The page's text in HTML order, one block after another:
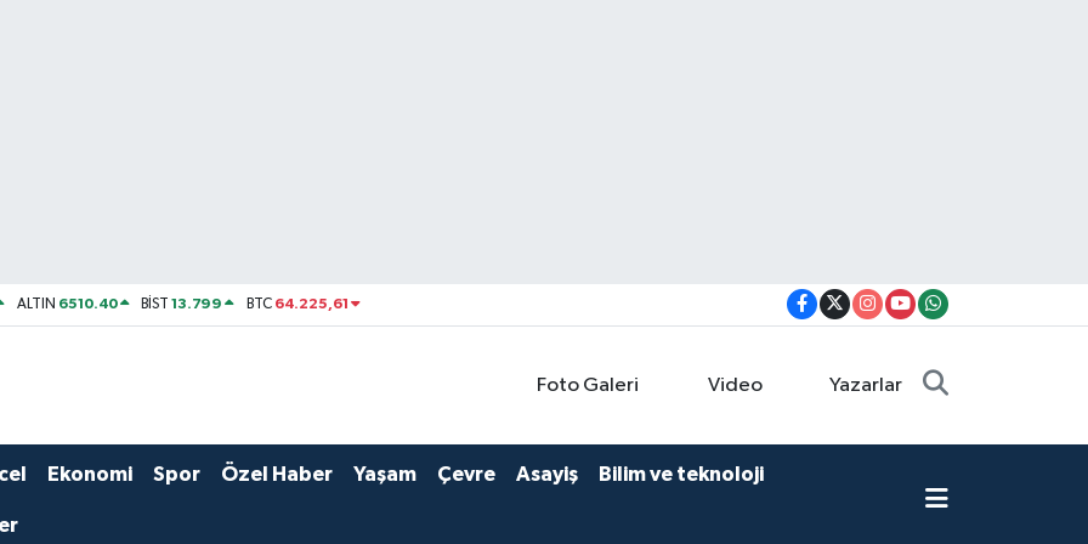
ALTIN 6510.40 BİST13.799 BTC 64.225,61
Foto Galeri Video Yazarlar
Ekonomi Spor Özel Haber Yaşam Çevre Asayiş Bilim ve teknoloji